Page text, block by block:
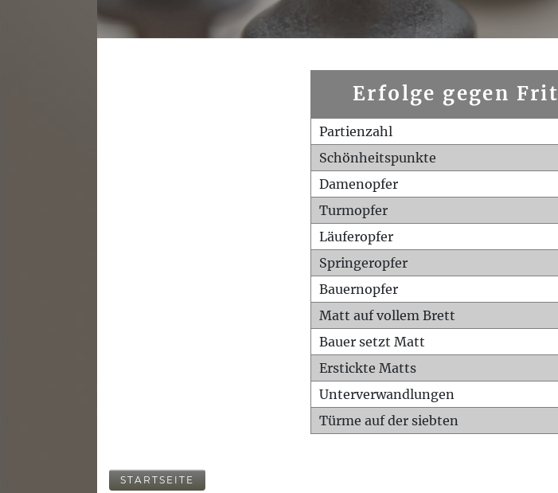
Erfolge gegen
Partienzahl
Schönheitspunkte
Damenopfer
Turmopfer
Läuferopfer
Springeropfer
Bauernopfer
Matt auf vollem Brett
Bauer setzt Matt
Erstickte Matts
Unterverwandlungen
Türme auf der siebten
STARTSEITE